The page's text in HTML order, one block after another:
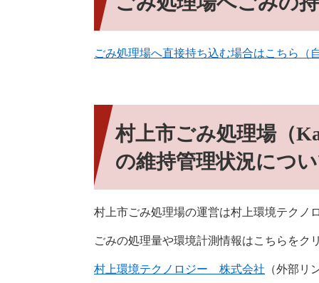
ごみ処理場へ直接持ち込む場合はこちら（
村上市ごみ処理場（
の維持管理状況につ
村上市ごみ処理場の運営は村上環境テクノ
ごみの処理量や環境計測情報はこちらをク
村上環境テクノロジー 株式会社 （外部リ